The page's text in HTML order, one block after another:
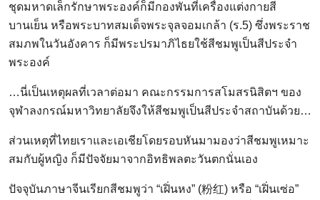
ชุดมหาดเล็กรักษาพระองค์ก็มีกองพันที่เครื่องแต่งกายสี
บานเย็น หรือพระบาทสมเด็จพระจุลจอมเกล้า (ร.5) ซึ่งพระราช
สมภพในวันอังคาร ก็มีพระปรมาภิไธยใช้สีชมพูเป็นสีประจำ
พระองค์
…นี่เป็นเหตุผลที่เวลาต่อมา คณะกรรมการสโมสรนิสิตฯ ของ
จุฬาลงกรณ์มหาวิทยาลัยจึงให้สีชมพูเป็นสีประจำสถาบันด้วย…
ส่วนเหตุที่ไทยเราและเอเชียโดยรอบหันมามองว่าสีชมพูเหมาะ
สมกับผู้หญิง ก็มีปัจจัยมาจากอิทธิพลตะวันตกนั่นเอง
ปัจจุบันภาษาจีนเรียกสีชมพูว่า “เฝิ่นหง” (粉红) หรือ “เฝิ่นเซ่อ”